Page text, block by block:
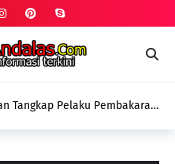
Tangkap Pelaku Pembakaran